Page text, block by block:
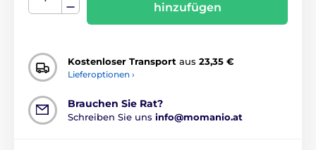
hinzufügen
Kostenloser Transport aus 23,35 €
Lieferoptionen ›
Brauchen Sie Rat?
Schreiben Sie uns info@momanio.at